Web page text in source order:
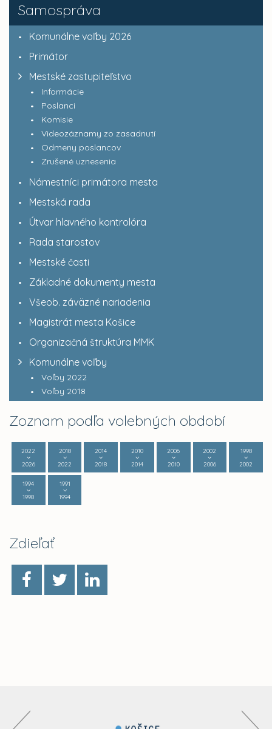
Samospráva
Komunálne voľby 2026
Primátor
Mestské zastupiteľstvo
Informácie
Poslanci
Komisie
Videozáznamy zo zasadnutí
Odmeny poslancov
Zrušené uznesenia
Námestníci primátora mesta
Mestská rada
Útvar hlavného kontrolóra
Rada starostov
Mestské časti
Základné dokumenty mesta
Všeob. záväzné nariadenia
Magistrát mesta Košice
Organizačná štruktúra MMK
Komunálne voľby
Voľby 2022
Voľby 2018
Zoznam podľa volebných období
2022
2026
2018
2022
2014
2018
2010
2014
2006
2010
2002
2006
1998
2002
1994
1998
1991
1994
Zdieľať